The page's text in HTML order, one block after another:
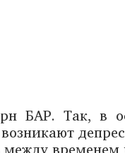
БАР. Так, в